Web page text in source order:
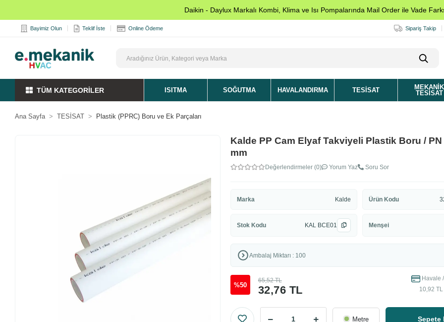
Daikin - Daylux Markalı Kombi, Klima ve Isı Pompalarında Mail Order ile Vade
Bayimiz Olun Teklif İste Online Ödeme Sipariş Takip
TÜM KATEGORİLER ISITMA SOĞUTMA HAVALANDIRMA TESISAT
MEKANIK
TESISAT
Ana Sayfa TESİSAT Plastik (PPRC) Boru ve Ek Parçaları
Kalde PP Cam Elyaf Takviyeli Plastik Boru / PN
mm
Değerlendirmeler (0) Yorum Yaz Soru Sor
Marka Kalde Ürün Kodu
Stok Kodu KAL BCE01 Menşei
Ambalaj Miktarı : 100
%50 32,76 TL
65,52 TL
Havale
10,92
Metre Sepete